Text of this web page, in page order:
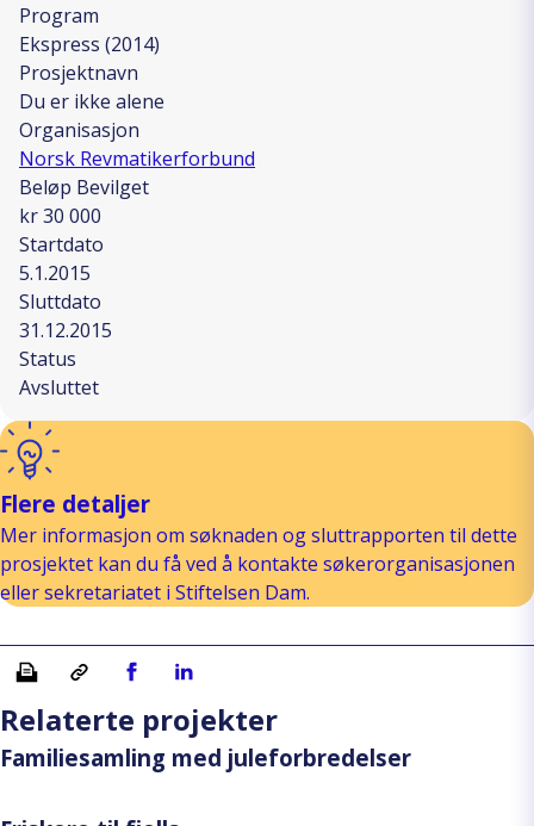
Program
Ekspress (2014)
Prosjektnavn
Du er ikke alene
Organisasjon
Norsk Revmatikerforbund
Beløp Bevilget
kr 30 000
Startdato
5.1.2015
Sluttdato
31.12.2015
Status
Avsluttet
Flere detaljer
Mer informasjon om søknaden og sluttrapporten til dette
prosjektet kan du få ved å kontakte søkerorganisasjonen
eller sekretariatet i Stiftelsen Dam.
Skriv ut Kopiera länkDel på Facebook
Del på Linkedin
Relaterte projekter
Familiesamling med juleforbredelser